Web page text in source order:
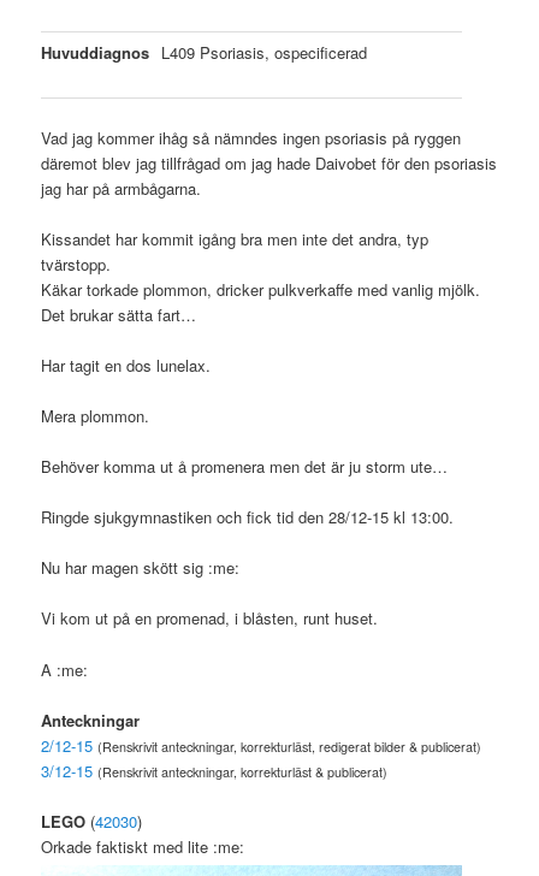
Huvuddiagnos L409 Psoriasis, ospecificerad
Vad jag kommer ihåg så nämndes ingen psoriasis på ryggen
däremot blev jag tillfrågad om jag hade Daivobet för den psoriasis
jag har på armbågarna.
Kissandet har kommit igång bra men inte det andra, typ
tvärstopp.
Käkar torkade plommon, dricker pulkverkaffe med vanlig mjölk.
Det brukar sätta fart…
Har tagit en dos lunelax.
Mera plommon.
Behöver komma ut å promenera men det är ju storm ute…
Ringde sjukgymnastiken och fick tid den 28/12-15 kl 13:00.
Nu har magen skött sig :me:
Vi kom ut på en promenad, i blåsten, runt huset.
A :me:
Anteckningar
2/12-15 (Renskrivit anteckningar, korrekturläst, redigerat bilder & publicerat)
3/12-15 (Renskrivit anteckningar, korrekturläst & publicerat)
LEGO (42030)
Orkade faktiskt med lite :me: